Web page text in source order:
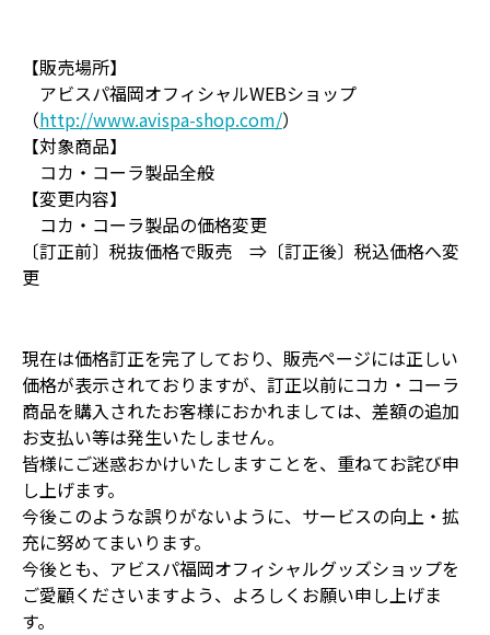
【販売場所】
アビスパ福岡オフィシャルWEBショップ
（http://www.avispa-shop.com/）
【対象商品】
コカ・コーラ製品全般
【変更内容】
コカ・コーラ製品の価格変更
〔訂正前〕税抜価格で販売 ⇒〔訂正後〕税込価格へ変
更
現在は価格訂正を完了しており、販売ページには正しい
価格が表示されておりますが、訂正以前にコカ・コーラ
商品を購入されたお客様におかれましては、差額の追加
お支払い等は発生いたしません。
皆様にご迷惑おかけいたしますことを、重ねてお詫び申
し上げます。
今後このような誤りがないように、サービスの向上・拡
充に努めてまいります。
今後とも、アビスパ福岡オフィシャルグッズショップを
ご愛顧くださいますよう、よろしくお願い申し上げま
す。